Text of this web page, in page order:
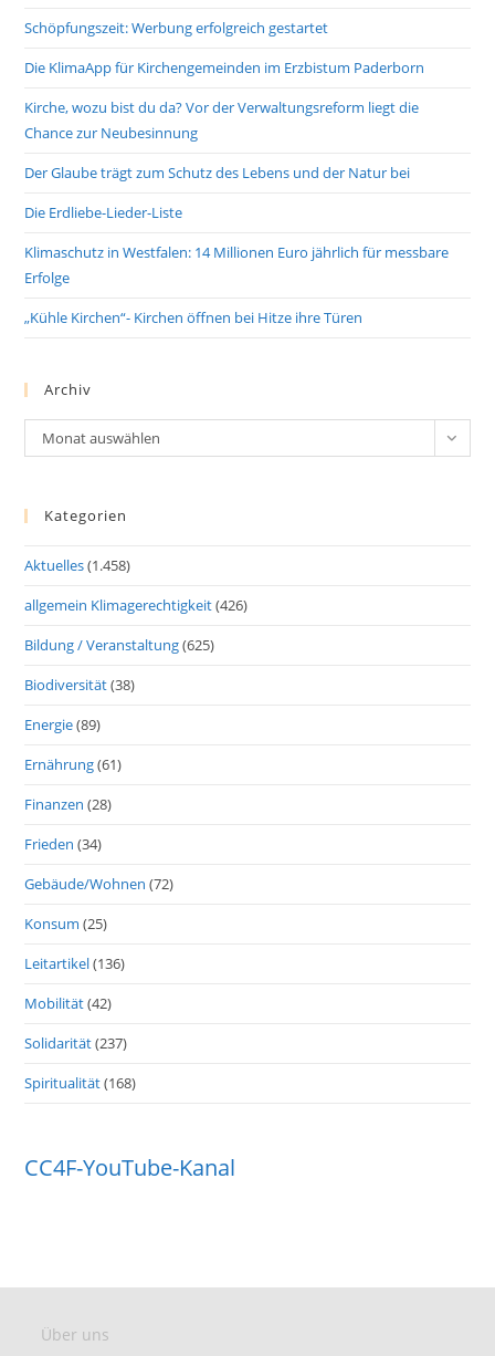
Schöpfungszeit: Werbung erfolgreich gestartet
Die KlimaApp für Kirchengemeinden im Erzbistum Paderborn
Kirche, wozu bist du da? Vor der Verwaltungsreform liegt die
Chance zur Neubesinnung
Der Glaube trägt zum Schutz des Lebens und der Natur bei
Die Erdliebe-Lieder-Liste
Klimaschutz in Westfalen: 14 Millionen Euro jährlich für messbare
Erfolge
„Kühle Kirchen“- Kirchen öffnen bei Hitze ihre Türen
Archiv
Archiv
Monat auswählen
Kategorien
Aktuelles(1.458)
allgemein Klimagerechtigkeit(426)
Bildung / Veranstaltung(625)
Biodiversität(38)
Energie(89)
Ernährung(61)
Finanzen (28)
Frieden (34)
Gebäude/Wohnen (72)
Konsum (25)
Leitartikel(136)
Mobilität(42)
Solidarität(237)
Spiritualität(168)
CC4F-YouTube-Kanal
Über uns